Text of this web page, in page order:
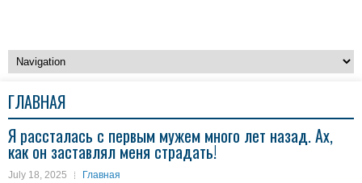
ГЛАВНАЯ
Я рассталась с первым мужем много лет назад. Ах,
как он заставлял меня страдать!
July 18, 2025 Главная